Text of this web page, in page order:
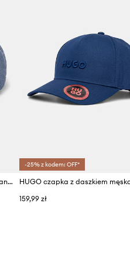
HUGO czapka z daszkiem bawełniana
-25% z kodem: OFF*
159,99 zł